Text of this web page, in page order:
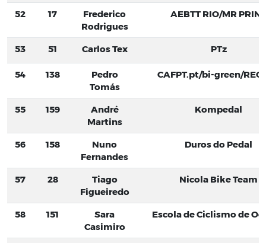
52 17
Frederico
Rodrigues
AEBTT RIO/MR PRINT
53 51 Carlos Tex PTz
54 138
Pedro
Tomás
CAFPT.pt/bi-green/
55 159
André
Martins
Kompedal
56 158
Nuno
Fernandes
Duros do Pedal
57 28
Tiago
Figueiredo
Nicola Bike Team
58 151
Sara
Casimiro
Escola de Ciclismo de